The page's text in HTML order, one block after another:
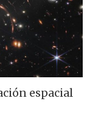
espacial